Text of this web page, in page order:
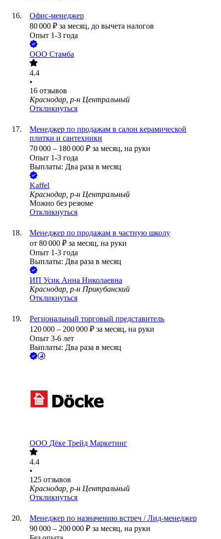
Офис-менеджер
80 000 ₽ за месяц, до вычета налогов
Опыт 1-3 года
ООО Стамба
4.4
•
16 отзывов
Краснодар, р-н Центральный
Откликнуться
Менеджер по продажам в салон керамической
плитки и сантехники
70 000 – 180 000 ₽ за месяц, на руки
Опыт 1-3 года
Выплаты: Два раза в месяц
Kaffel
Краснодар, р-н Центральный
Можно без резюме
Откликнуться
Менеджер по продажам в частную школу
от 80 000 ₽ за месяц, на руки
Опыт 1-3 года
Выплаты: Два раза в месяц
ИП Усик Анна Николаевна
Краснодар, р-н Прикубанский
Откликнуться
Региональный торговый представитель
120 000 – 200 000 ₽ за месяц, на руки
Опыт 3-6 лет
Выплаты: Два раза в месяц
ООО Дёке Трейд Маркетинг
4.4
•
125 отзывов
Краснодар, р-н Центральный
Откликнуться
Менеджер по назначению встреч / Лид-менеджер
90 000 – 200 000 ₽ за месяц, на руки